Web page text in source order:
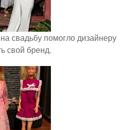
свадьбу помогло дизайнеру
свой бренд.